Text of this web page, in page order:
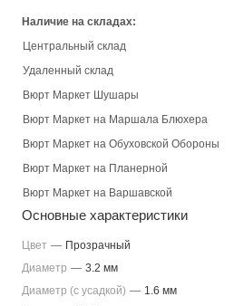
Наличие на складах:
Центральный склад
Удаленный склад
Вюрт Маркет Шушары
Вюрт Маркет на Маршала Блюхера
Вюрт Маркет на Обуховской Обороны
Вюрт Маркет на Планерной
Вюрт Маркет на Варшавской
Основные характеристики
Цвет — Прозрачный
Диаметр — 3.2 мм
Диаметр (с усадкой) — 1.6 мм